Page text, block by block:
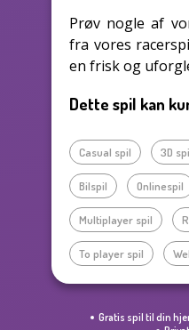
Prøv nogle af
fra vores
en frisk og
Dette spil kan
Casual spil 3D
Bilspil Onlinespil
Multiplayer spil
To player spil
Gratis spil til din